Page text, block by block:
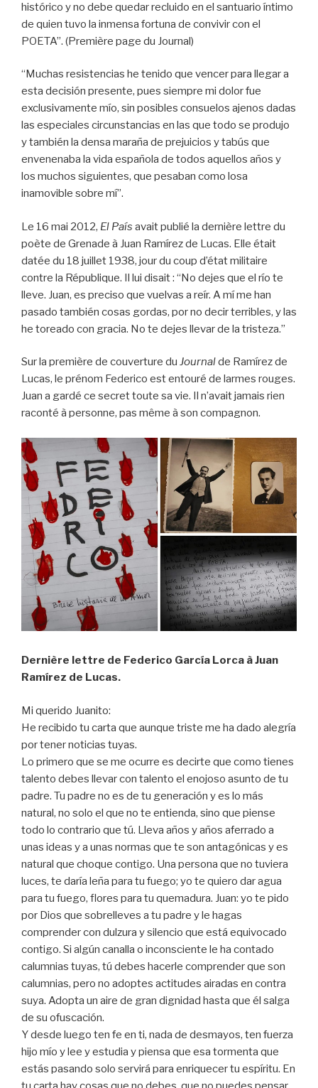
histórico y no debe quedar recluido en el santuario íntimo
de quien tuvo la inmensa fortuna de convivir con el
POETA”. (Première page du Journal)
“Muchas resistencias he tenido que vencer para llegar a
esta decisión presente, pues siempre mi dolor fue
exclusivamente mío, sin posibles consuelos ajenos dadas
las especiales circunstancias en las que todo se produjo
y también la densa maraña de prejuicios y tabús que
envenenaba la vida española de todos aquellos años y
los muchos siguientes, que pesaban como losa
inamovible sobre mí”.
Le 16 mai 2012, El País avait publié la dernière lettre du
poète de Grenade à Juan Ramírez de Lucas. Elle était
datée du 18 juillet 1938, jour du coup d’état militaire
contre la République. Il lui disait : “No dejes que el río te
lleve. Juan, es preciso que vuelvas a reír. A mí me han
pasado también cosas gordas, por no decir terribles, y las
he toreado con gracia. No te dejes llevar de la tristeza.”
Sur la première de couverture du Journalde Ramírez de
Lucas, le prénom Federico est entouré de larmes rouges.
Juan a gardé ce secret toute sa vie. Il n’avait jamais rien
raconté à personne, pas même à son compagnon.
Dernière lettre de Federico García Lorca à Juan
Ramírez de Lucas.
Mi querido Juanito:
He recibido tu carta que aunque triste me ha dado alegría
por tener noticias tuyas.
Lo primero que se me ocurre es decirte que como tienes
talento debes llevar con talento el enojoso asunto de tu
padre. Tu padre no es de tu generación y es lo más
natural, no solo el que no te entienda, sino que piense
todo lo contrario que tú. Lleva años y años aferrado a
unas ideas y a unas normas que te son antagónicas y es
natural que choque contigo. Una persona que no tuviera
luces, te daría leña para tu fuego; yo te quiero dar agua
para tu fuego, flores para tu quemadura. Juan: yo te pido
por Dios que sobrelleves a tu padre y le hagas
comprender con dulzura y silencio que está equivocado
contigo. Si algún canalla o inconsciente le ha contado
calumnias tuyas, tú debes hacerle comprender que son
calumnias, pero no adoptes actitudes airadas en contra
suya. Adopta un aire de gran dignidad hasta que él salga
de su ofuscación.
Y desde luego ten fe en ti, nada de desmayos, ten fuerza
hijo mío y lee y estudia y piensa que esa tormenta que
estás pasando solo servirá para enriquecer tu espíritu. En